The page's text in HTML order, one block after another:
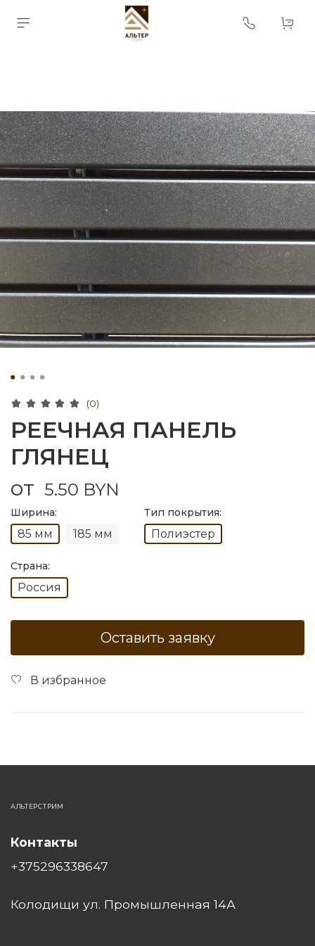
(0)
РЕЕЧНАЯ ПАНЕЛЬ
ГЛЯНЕЦ
от 5.50 BYN
Ширина:
85 мм 185 мм
Тип покрытия:
Полиэстер
Страна:
Россия
Оставить заявку
В избранное
АЛЬТЕРСТРИМ
Контакты
+375296338647
Колодищи ул. Промышленная 14А